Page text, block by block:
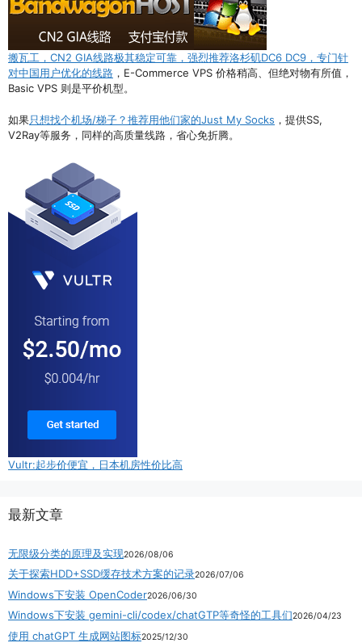
搬瓦工，CN2 GIA线路极其稳定可靠，强烈推荐洛杉矶DC6 DC9，专门针
对中国用户优化的线路 ，E-Commerce VPS 价格稍高、但绝对物有所值，
Basic VPS 则是平价机型。
如果只想找个机场/梯子？推荐用他们家的Just My Socks ，提供SS,
V2Ray等服务，同样的高质量线路，省心免折腾。
Vultr:起步价便宜，日本机房性价比高
最新文章
无限级分类的原理及实现2026/08/06
关于探索HDD+SSD缓存技术方案的记录2026/07/06
Windows下安装 OpenCoder2026/06/30
Windows下安装 gemini-cli/codex/chatGTP等奇怪的工具们2026/04/23
使用 chatGPT 生成网站图标2025/12/30